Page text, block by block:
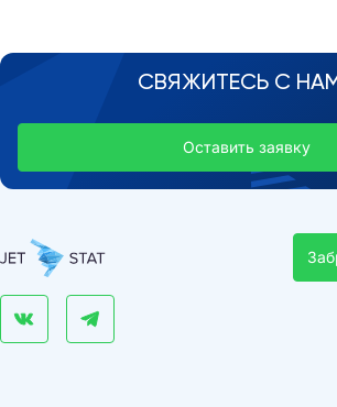
СВЯЖИТЕСЬ С
Оставить заявку